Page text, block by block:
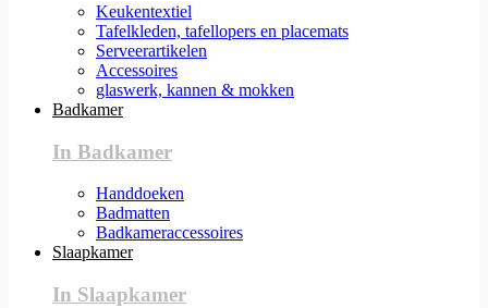
Keukentextiel
Tafelkleden, tafellopers en placemats
Serveerartikelen
Accessoires
glaswerk, kannen & mokken
Badkamer
In Badkamer
Handdoeken
Badmatten
Badkameraccessoires
Slaapkamer
In Slaapkamer